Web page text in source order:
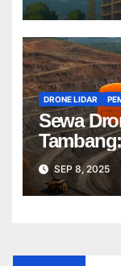
DRONE LIDAR
Sewa
SEP 8, 2025